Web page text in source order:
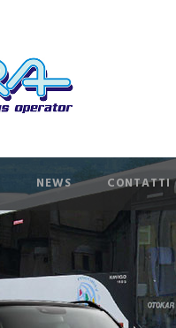
NEWS CONTATTI